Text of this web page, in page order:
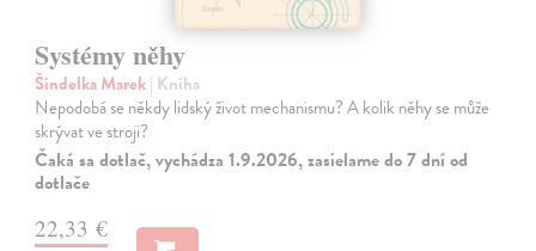
Systémy něhy
Šindelka Marek| Kniha
Nepodobá se někdy lidský život mechanismu? A kolik něhy se může
skrývat ve stroji?
Čaká sa dotlač, vychádza 1.9.2026, zasielame do 7 dní od
dotlače
22,33 €